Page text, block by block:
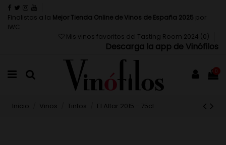
Finalistas a la Mejor Tienda Online de Vinos de España 2025 por
IWC
Mis vinos favoritos del Tasting Room 2024 (0 )
Descarga la app de Vinófilos
0
Inicio Vinos Tintos El Altar 2015 - 75cl